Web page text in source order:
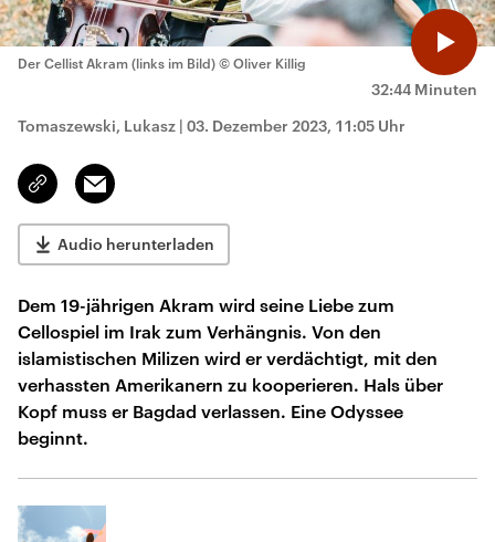
32:44 Minuten
Der Cellist Akram (links im Bild) © Oliver Killig
Tomaszewski, Lukasz | 03. Dezember 2023, 11:05 Uhr
Link
kopieren/teilen
Email
Audio herunterladen
Dem 19-jährigen Akram wird seine Liebe zum
Cellospiel im Irak zum Verhängnis. Von den
islamistischen Milizen wird er verdächtigt, mit den
verhassten Amerikanern zu kooperieren. Hals über
Kopf muss er Bagdad verlassen. Eine Odyssee
beginnt.